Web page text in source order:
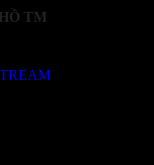
TM